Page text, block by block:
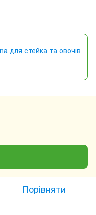
для стейка та овочів
Порівняти